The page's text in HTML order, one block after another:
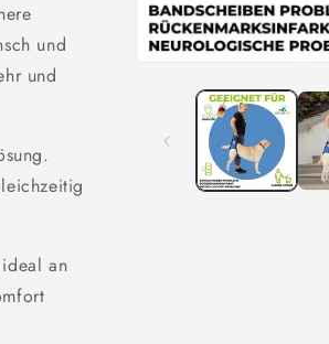
modal
und
und
an